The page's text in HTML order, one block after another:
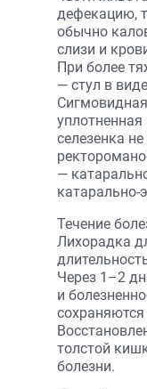
дефекацию,
обычно
слизи и
При более
— стул в
уплотненная
селезенка
—
катарально-
Течение
Лихорадка
Через 1–2
и
толстой
болезни.